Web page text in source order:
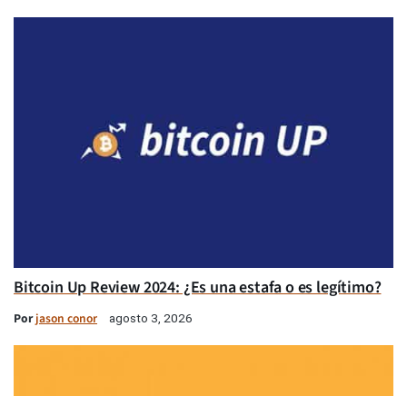
Bitcoin Up Review 2024: ¿Es una estafa o es legítimo?
Porjason conor agosto 3, 2026